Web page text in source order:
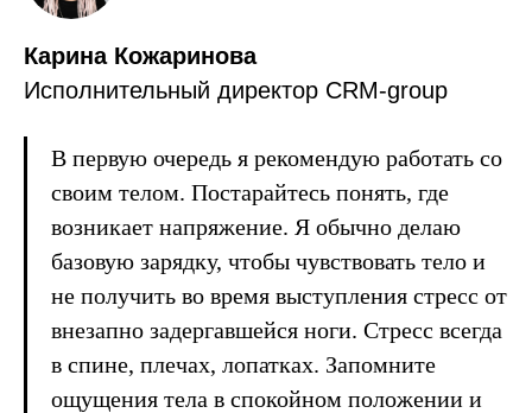
Карина Кожаринова
Исполнительный директор CRM-group
В первую очередь я рекомендую работать со
своим телом. Постарайтесь понять, где
возникает напряжение. Я обычно делаю
базовую зарядку, чтобы чувствовать тело и
не получить во время выступления стресс от
внезапно задергавшейся ноги. Стресс всегда
в спине, плечах, лопатках. Запомните
ощущения тела в спокойном положении и